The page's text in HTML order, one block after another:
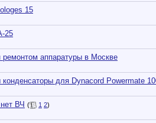
15
25
ремонтом аппаратуры в Москве
конденсаторы для Dynacord Powermate
ВЧ ( 1 2)